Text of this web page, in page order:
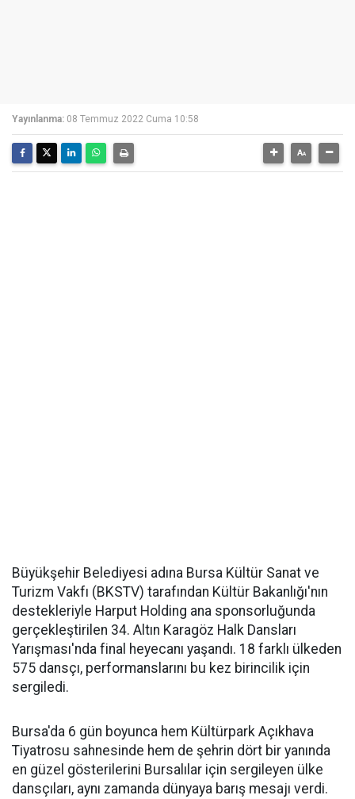
Yayınlanma: 08 Temmuz 2022 Cuma 10:58
Büyükşehir Belediyesi adına Bursa Kültür Sanat ve
Turizm Vakfı (BKSTV) tarafından Kültür Bakanlığı'nın
destekleriyle Harput Holding ana sponsorluğunda
gerçekleştirilen 34. Altın Karagöz Halk Dansları
Yarışması'nda final heyecanı yaşandı. 18 farklı ülkeden
575 dansçı, performanslarını bu kez birincilik için
sergiledi.
Bursa'da 6 gün boyunca hem Kültürpark Açıkhava
Tiyatrosu sahnesinde hem de şehrin dört bir yanında
en güzel gösterilerini Bursalılar için sergileyen ülke
dansçıları, aynı zamanda dünyaya barış mesajı verdi.